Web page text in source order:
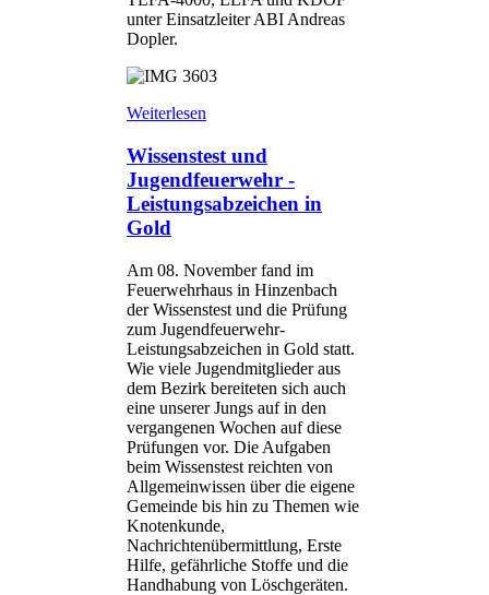
unter Einsatzleiter ABI Andreas
Dopler.
Weiterlesen
Wissenstest und
Jugendfeuerwehr -
Leistungsabzeichen in
Gold
Am 08. November fand im
Feuerwehrhaus in Hinzenbach
der Wissenstest und die Prüfung
zum Jugendfeuerwehr-
Leistungsabzeichen in Gold statt.
Wie viele Jugendmitglieder aus
dem Bezirk bereiteten sich auch
eine unserer Jungs auf in den
vergangenen Wochen auf diese
Prüfungen vor. Die Aufgaben
beim Wissenstest reichten von
Allgemeinwissen über die eigene
Gemeinde bis hin zu Themen wie
Knotenkunde,
Nachrichtenübermittlung, Erste
Hilfe, gefährliche Stoffe und die
Handhabung von Löschgeräten.